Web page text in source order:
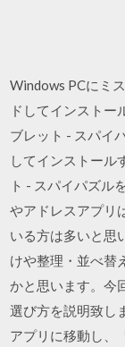
Windows PCにミ
ドしてインストー
ブレット - スパイ
してインストール
ト - スパイパズル
やアドレスアプリ
いる方は多いと思
けや整理・並べ替
かと思います。今
選び方を説明致し
アプリに移動し、